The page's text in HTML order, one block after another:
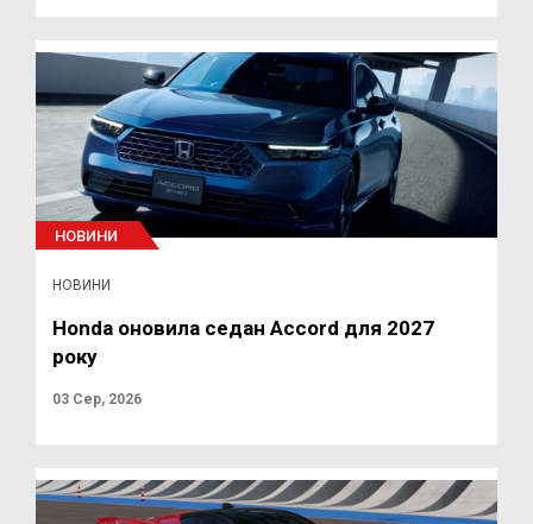
НОВИНИ
НОВИНИ
Honda оновила седан Accord для 2027
року
03 Сер, 2026